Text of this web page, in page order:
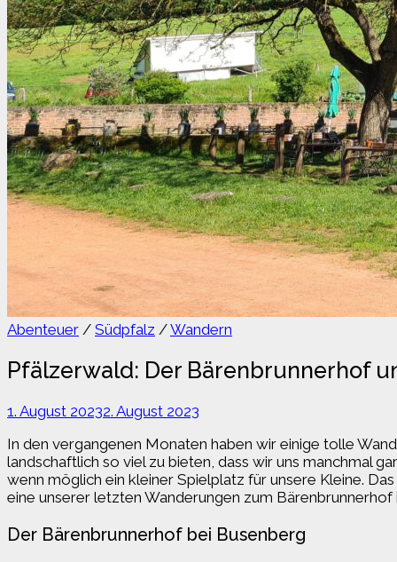
Abenteuer / Südpfalz /Wandern
Pfälzerwald: Der Bärenbrunnerhof
1. August 20232. August 2023
In den vergangenen Monaten haben wir einige tolle
landschaftlich so viel zu bieten, dass wir uns manchmal
wenn möglich ein kleiner Spielplatz für unsere Kleine.
eine unserer letzten Wanderungen zum Bärenbrunnerhof
Der Bärenbrunnerhof bei Busenberg